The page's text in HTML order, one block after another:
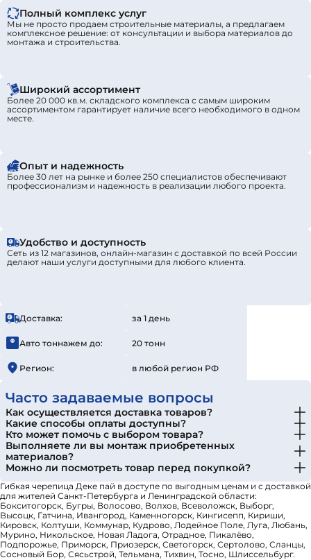
Полный комплекс услуг
Мы не просто продаем строительные материалы, а предлагаем
комплексное решение: от консультации и выбора материалов до
монтажа и строительства.
Широкий ассортимент
Более 20 000 кв.м. складского комплекса с самым широким
ассортиментом гарантирует наличие всего необходимого в одном
месте.
Опыт и надежность
Более 30 лет на рынке и более 250 специалистов обеспечивают
профессионализм и надежность в реализации любого проекта.
Удобство и доступность
Сеть из 12 магазинов, онлайн-магазин с доставкой по всей России
делают наши услуги доступными для любого клиента.
Доставка: за 1 день
Авто тоннажем до: 20 тонн
Регион: в любой регион РФ
Часто задаваемые вопросы
Как осуществляется доставка товаров?
Какие способы оплаты доступны?
Кто может помочь с выбором товара?
Выполняете ли вы монтаж приобретенных
материалов?
Можно ли посмотреть товар перед покупкой?
Гибкая черепица Деке пай в доступе по выгодным ценам и с доставкой
для жителей Санкт-Петербурга и Ленинградской области:
Бокситогорск, Бугры, Волосово, Волхов, Всеволожск, Выборг,
Высоцк, Гатчина, Ивангород, Каменногорск, Кингисепп, Кириши,
Кировск, Колтуши, Коммунар, Кудрово, Лодейное Поле, Луга, Любань,
Мурино, Никольское, Новая Ладога, Отрадное, Пикалёво,
Подпорожье, Приморск, Приозерск, Светогорск, Сертолово, Сланцы,
Сосновый Бор, Сясьстрой, Тельмана, Тихвин, Тосно, Шлиссельбург.